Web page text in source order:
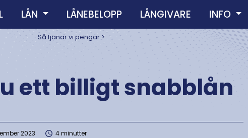
LÅN LÅNEBELOPP LÅNGIVARE INFO
Så tjänar vi pengar >
ett billigt snabblån
2023 4 minutter